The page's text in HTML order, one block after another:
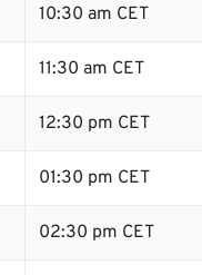
10:30 am CET
11:30 am CET
12:30 pm CET
01:30 pm CET
02:30 pm CET